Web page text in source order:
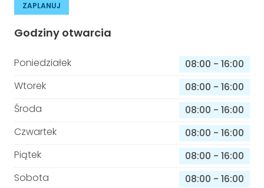
ZAPLANUJ
Godziny otwarcia
Poniedziałek 08:00 - 16:00
Wtorek
08:00 - 16:00
Środa
08:00 - 16:00
Czwartek
08:00 - 16:00
Piątek
08:00 - 16:00
Sobota
08:00 - 16:00